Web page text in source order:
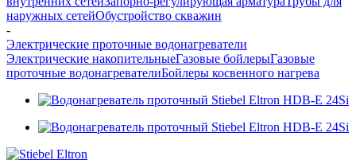
наружных сетейОбустройство скважин
-
Электрические проточные водонагреватели
Электрические накопительныеГазовые бойлерыГазовые
проточные водонагревателиБойлеры косвенного нагрева